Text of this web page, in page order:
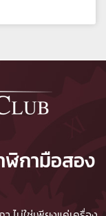
ฬิกามือสอง